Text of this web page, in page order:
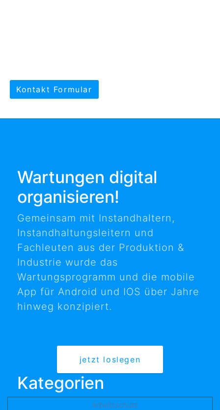
Kontakt Formular
Wartungen digital
organisieren!
Gemeinsam mit Instandhaltern,
Instandhaltungsleitern und
Fachleuten aus der Produktion &
Industrie wurde das
Wartungsprogramm und die mobile
App für Android und IOS über Jahre
hinweg konzipiert.
jetzt loslegen
Kategorien
Arbeitsschutz